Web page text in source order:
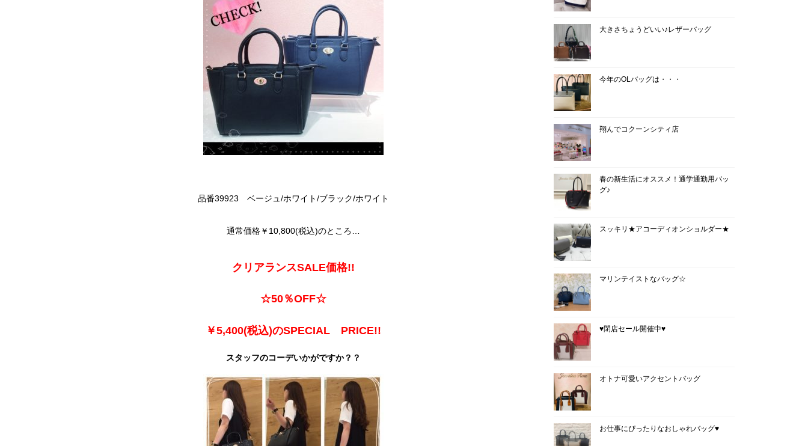
品番39923 ベージュ/ホワイト/ブラック/ホワイト
通常価格￥10,800(税込)のところ…
クリアランスSALE価格!!
☆50％OFF☆
￥5,400(税込)のSPECIAL PRICE!!
スタッフのコーデいかがですか？？
大きさちょうどいい♪レザーバッグ
今年のOLバッグは・・・
翔んでコクーンシティ店
春の新生活にオススメ！通学通勤用バッ
グ♪
スッキリ★アコーディオンショルダー★
マリンテイストなバッグ☆
♥閉店セール開催中♥
オトナ可愛いアクセントバッグ
お仕事にぴったりなおしゃれバッグ♥